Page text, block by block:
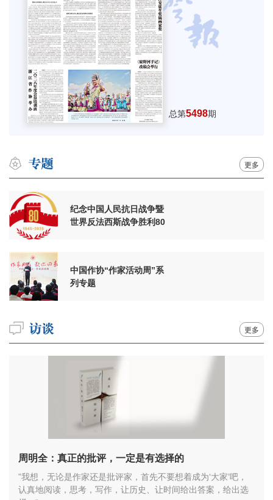
总第5498期
更多
纪念中国人民抗日战争暨
世界反法西斯战争胜利80
中国作协“作家活动周”系
列专题
更多
周明全：真正的批评，一定是有选择的
”我想，无论是作家还是批评家，首先不要想着成为‘大家’吧，
认真地阅读，思考，写作，让历史、让时间给出答案，给出选